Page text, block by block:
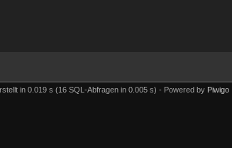
in 0.019 s (16 SQL-Abfragen in 0.005 s) - Powered by Piwigo